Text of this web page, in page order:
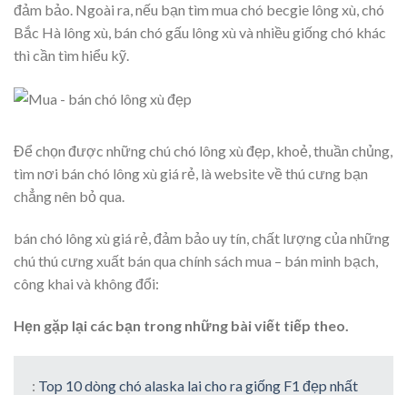
đảm bảo. Ngoài ra, nếu bạn tìm mua chó becgie lông xù, chó
Bắc Hà lông xù, bán chó gấu lông xù và nhiều giống chó khác
thì cần tìm hiểu kỹ.
Để chọn được những chú chó lông xù đẹp, khoẻ, thuần chủng,
tìm nơi bán chó lông xù giá rẻ, là website về thú cưng bạn
chẳng nên bỏ qua.
bán chó lông xù giá rẻ, đảm bảo uy tín, chất lượng của những
chú thú cưng xuất bán qua chính sách mua – bán minh bạch,
công khai và không đổi:
Hẹn gặp lại các bạn trong những bài viết tiếp theo.
: Top 10 dòng chó alaska lai cho ra giống F1 đẹp nhất